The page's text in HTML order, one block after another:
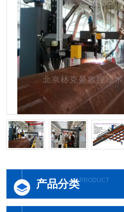
产品分类PRODUCT